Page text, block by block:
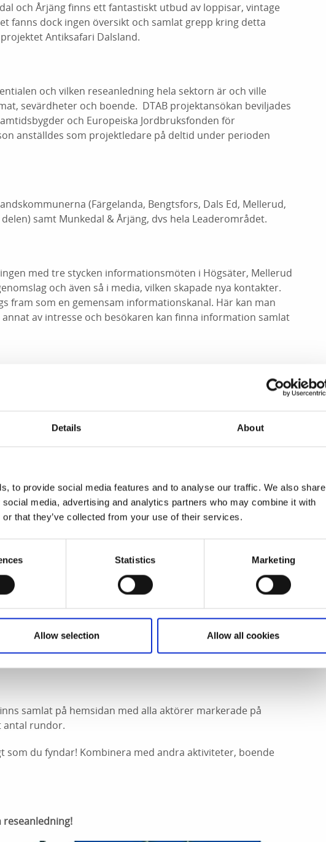
Details About
to provide social media features and to analyse our traffic. We also share
media, advertising and analytics partners who may combine it with
that they’ve collected from your use of their services.
Statistics Marketing
Allow selection Allow all cookies
och Årjäng finns ett fantastiskt utbud av loppisar, vintage
fanns dock ingen översikt och samlat grepp kring detta
Antiksafari Dalsland.
och vilken reseanledning hela sektorn är och ville
sevärdheter och boende. DTAB projektansökan beviljades
och Europeiska Jordbruksfonden för
anställdes som projektledare på deltid under perioden
(Färgelanda, Bengtsfors, Dals Ed, Mellerud,
samt Munkedal & Årjäng, dvs hela Leaderområdet.
med tre stycken informationsmöten i Högsäter, Mellerud
och även så i media, vilken skapade nya kontakter.
fram som en gemensam informationskanal. Här kan man
av intresse och besökaren kan finna information samlat
över alla som drev loppis, antikt eller secondhand i
www.antiksafari.com. Listan är föränderlig och det
att hålla den uppdaterad vad som händer på fältet gällande
öppettider. Ca 70verksamheter är engagerade i
rundor, förslag på olika rutter man kan ta. Ett test
- en sträcka på 10 mil och då 12 medverkande. Det
och de som var med upplevde en stor ökning mot en
och att alla medverkande hade samma
ett event i samverkan med Brålanda Loppisrunda, då en
samlat på hemsidan med alla aktörer markerade på
antal rundor.
som du fyndar! Kombinera med andra aktiviteter, boende
reseanledning!